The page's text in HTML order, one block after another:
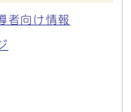
者向け情報